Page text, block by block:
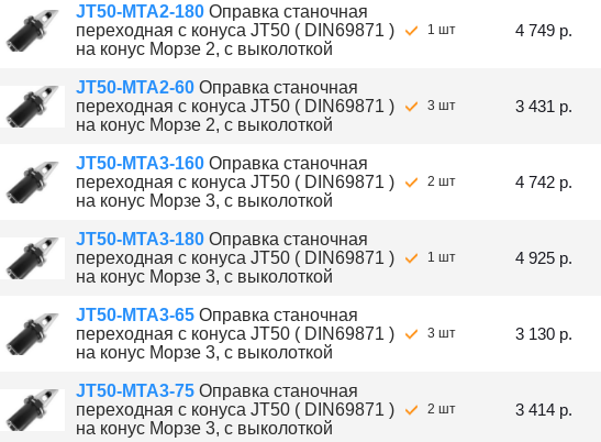
JT50-MTA2-180 Оправка станочная
переходная с конуса JT50 ( DIN69871 )
на конус Морзе 2, с выколоткой
1 шт 4 749 р.
JT50-MTA2-60 Оправка станочная
переходная с конуса JT50 ( DIN69871 )
на конус Морзе 2, с выколоткой
3 шт 3 431 р.
JT50-MTA3-160 Оправка станочная
переходная с конуса JT50 ( DIN69871 )
на конус Морзе 3, с выколоткой
2 шт 4 742 р.
JT50-MTA3-180 Оправка станочная
переходная с конуса JT50 ( DIN69871 )
на конус Морзе 3, с выколоткой
1 шт 4 925 р.
JT50-MTA3-65 Оправка станочная
переходная с конуса JT50 ( DIN69871 )
на конус Морзе 3, с выколоткой
3 шт 3 130 р.
JT50-MTA3-75 Оправка станочная
переходная с конуса JT50 ( DIN69871 )
на конус Морзе 3, с выколоткой
2 шт 3 414 р.